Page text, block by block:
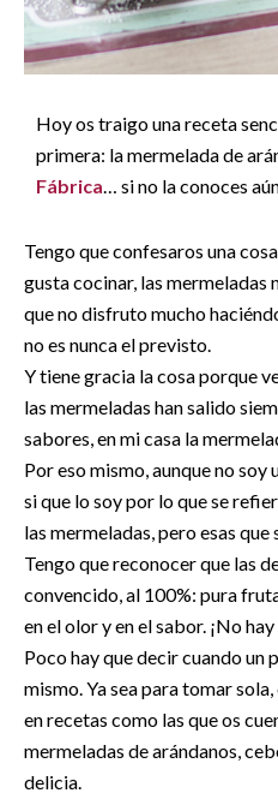
Hoy os traigo una receta
primera: la mermelada de
Fábrica… si no la conoces
Tengo que confesaros una
gusta cocinar, las mermeladas
que no disfruto mucho
no es nunca el previsto.
Y tiene gracia la cosa porque
las mermeladas han salido
sabores, en mi casa la
Por eso mismo, aunque no
si que lo soy por lo que se
las mermeladas, pero esas que
Tengo que reconocer que las
convencido, al 100%: pura
en el olor y en el sabor. ¡No
Poco hay que decir cuando
mismo. Ya sea para tomar
en recetas como las que os
mermeladas de arándanos,
delicia.